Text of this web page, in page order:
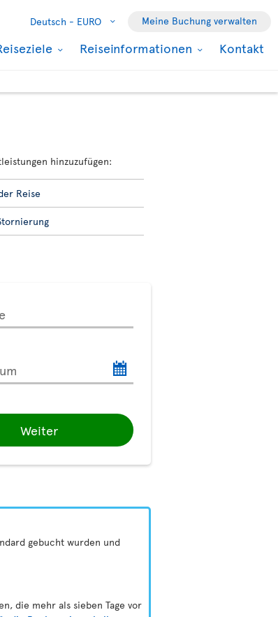
Deutsch - EURO Meine Buchung verwalten
Reiseinformationen Kontakt
hinzuzufügen:
Reise
Weiter
gebucht wurden und
die mehr als sieben Tage vor